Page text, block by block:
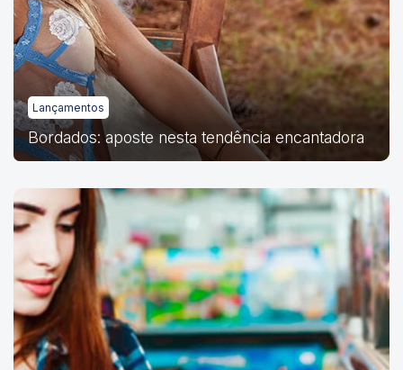
Lançamentos
Bordados: aposte nesta tendência encantadora